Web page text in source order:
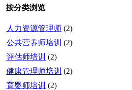
按分类浏览
人力资源管理师 (2)
公共营养师培训 (2)
评估师培训 (2)
健康管理师培训 (2)
育婴师培训 (2)